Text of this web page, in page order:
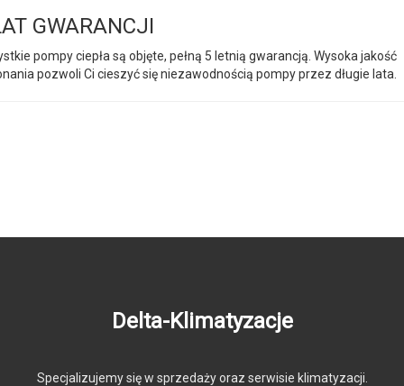
GWARANCJI
pompy ciepła są objęte, pełną 5 letnią gwarancją. Wysoka jakość
pozwoli Ci cieszyć się niezawodnością pompy przez długie lata.
Delta-Klimatyzacje
Specjalizujemy się w sprzedaży oraz serwisie klimatyzacji.